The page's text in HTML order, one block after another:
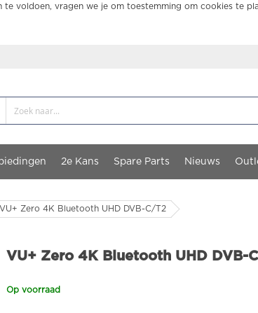
te voldoen, vragen we je om toestemming om cookies te
2e Kans Spare Parts Nieuws
VU+ Zero 4K Bluetooth UHD DVB-C/T2
VU+ Zero 4K Bluetooth UHD DVB-
Op voorraad